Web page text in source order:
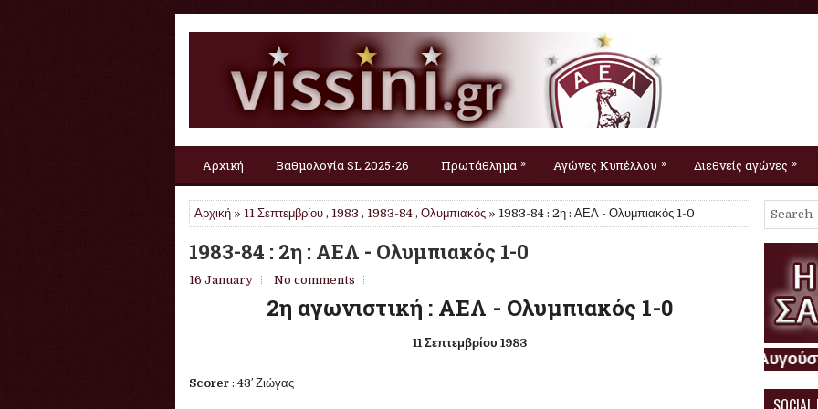
Αρχική Βαθμολογία SL 2025-26 Πρωτάθλημα » Αγώνες Κυπέλλου » Διεθνείς αγώνες »
Αρχική » 11 Σεπτεμβρίου , 1983 , 1983-84 , Ολυμπιακός » 1983-84 : 2η : ΑΕΛ - Ολυμπιακός 1-0
1983-84 : 2η : ΑΕΛ - Ολυμπιακός 1-0
16 January No comments
2η αγωνιστική : ΑΕΛ - Ολυμπιακός 1-0
11 Σεπτεμβρίου 1983
Scorer : 43′ Ζιώγας